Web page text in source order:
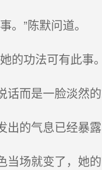
。”陈默问道。
的功法可有此事
而是一脸淡然
的气息已经暴
场就变了，她的